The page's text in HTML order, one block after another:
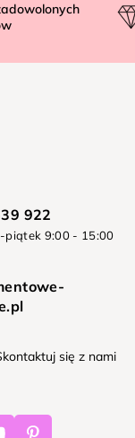
922
piątek 9:00 - 15:00
się z nami
Pinterest